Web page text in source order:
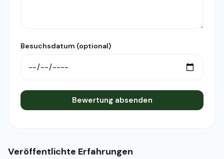
Besuchsdatum (optional)
Bewertung absenden
Veröffentlichte Erfahrungen